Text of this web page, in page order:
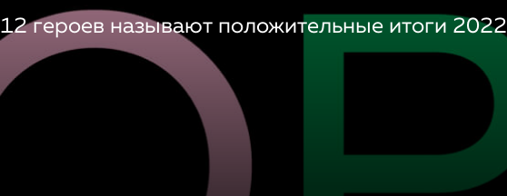
12 героев называют положительные итоги